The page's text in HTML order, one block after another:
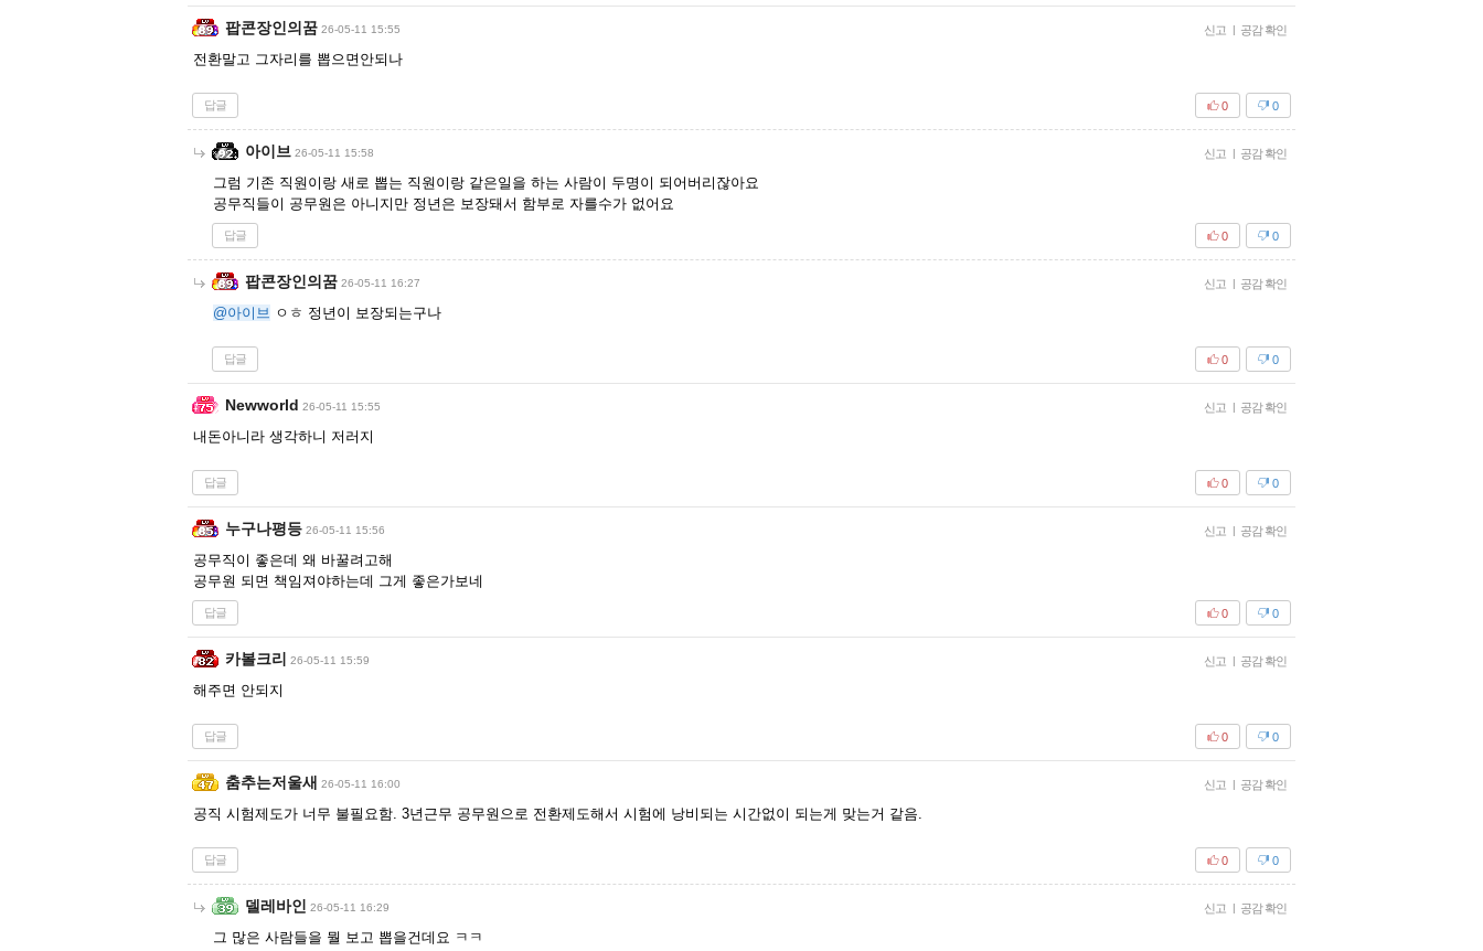
팝콘장인의꿈 26-05-11 15:55 신고 | 공감 확인
전환말고 그자리를 뽑으면안되나
답글 0
0
아이브 26-05-11 15:58 신고 | 공감 확인
그럼 기존 직원이랑 새로 뽑는 직원이랑 같은일을 하는 사람이 두명이 되어버리잖아요
공무직들이 공무원은 아니지만 정년은 보장돼서 함부로 자를수가 없어요
답글 0
0
팝콘장인의꿈 26-05-11 16:27 신고 | 공감 확인
@아이브 ㅇㅎ 정년이 보장되는구나
답글 0
0
Newworld 26-05-11 15:55 신고 | 공감 확인
내돈아니라 생각하니 저러지
답글 0
0
누구나평등 26-05-11 15:56 신고 | 공감 확인
공무직이 좋은데 왜 바꿀려고해
공무원 되면 책임져야하는데 그게 좋은가보네
답글 0
0
카볼크리 26-05-11 15:59 신고 | 공감 확인
해주면 안되지
답글 0
0
춤추는저울새 26-05-11 16:00 신고 | 공감 확인
공직 시험제도가 너무 불필요함. 3년근무 공무원으로 전환제도해서 시험에 낭비되는 시간없이 되는게 맞는거 같음.
답글 0
0
델레바인 26-05-11 16:29 신고 | 공감 확인
그 많은 사람들을 뭘 보고 뽑을건데요 ㅋㅋ